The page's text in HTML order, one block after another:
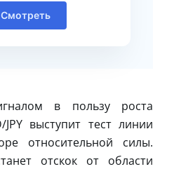
Смотреть
в пользу роста
выступит тест линии
относительной силы.
отскок от области